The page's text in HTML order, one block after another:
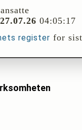
27.07.26 04:05:17
register for